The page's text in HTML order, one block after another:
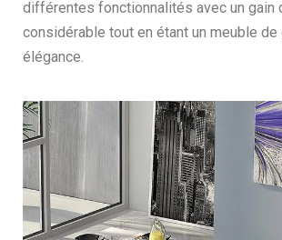
différentes fonctionnalités avec un gain
considérable tout en étant un meuble de
élégance.